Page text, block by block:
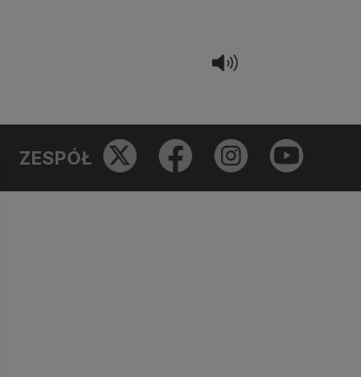
ZESPÓŁ